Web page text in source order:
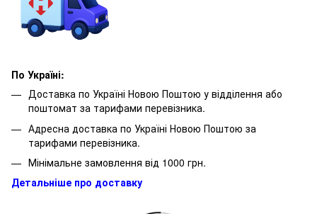
По Україні:
Доставка по Україні Новою Поштою у відділення або
поштомат за тарифами перевізника.
Адресна доставка по Україні Новою Поштою за
тарифами перевізника.
Мінімальне замовлення від 1000 грн.
Детальніше про доставку